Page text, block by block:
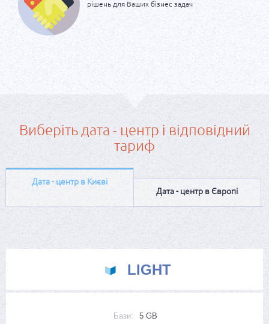
рішень для Ваших бізнес задач
Виберіть дата - центр і відповідний
тариф
Дата - центр в Києві
Дата - центр в Європі
LIGHT
Бази: 5 GB